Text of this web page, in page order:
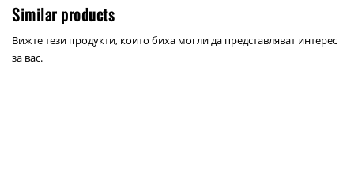
Similar products
Вижте тези продукти, които биха могли да представляват интерес
за вас.